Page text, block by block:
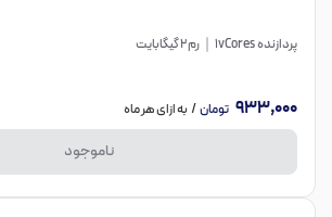
پردازنده 1vCores رم 2 گیگابایت
933,000 تومان/ به ازای هر ماه
ناموجود